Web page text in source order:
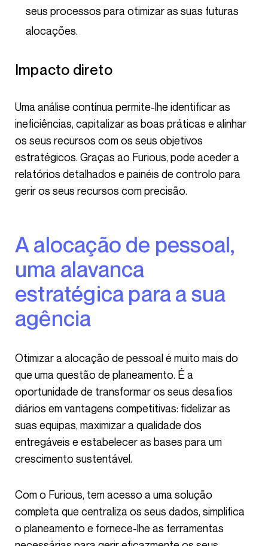
seus processos para otimizar as suas futuras
alocações.
Impacto direto
Uma análise contínua permite-lhe identificar as
ineficiências, capitalizar as boas práticas e alinhar
os seus recursos com os seus objetivos
estratégicos. Graças ao Furious, pode aceder a
relatórios detalhados e painéis de controlo para
gerir os seus recursos com precisão.
A alocação de pessoal,
uma alavanca
estratégica para a sua
agência
Otimizar a alocação de pessoal é muito mais do
que uma questão de planeamento. É a
oportunidade de transformar os seus desafios
diários em vantagens competitivas: fidelizar as
suas equipas, maximizar a qualidade dos
entregáveis e estabelecer as bases para um
crescimento sustentável.
Com o Furious, tem acesso a uma solução
completa que centraliza os seus dados, simplifica
o planeamento e fornece-lhe as ferramentas